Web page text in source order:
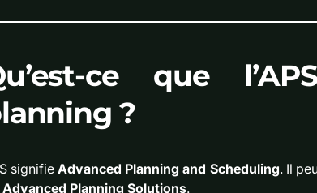
ce que
?
signifieAdvanced Planning and Scheduling. Il
Advanced Planning Solutions.